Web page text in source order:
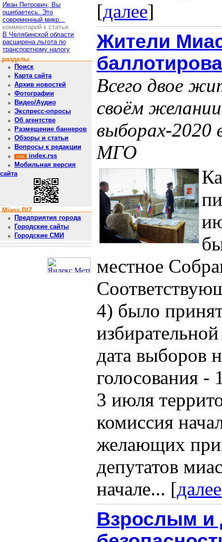
Иван Петрович, Вы
ошибаетесь. Это
современный микр...
комментарий к статье
В Челябинской области
расширена льгота по
транспортному налогу
разделы
Поиск
Карта сайта
Архив новостей
Фотографии
Видео/Аудио
Экспресс-опросы
Об агентстве
Размещение баннеров
Обзоры и статьи
Вопросы к редакции
index.rss
Мобильная версия
сайта
Miass.BIZ
Предприятия города
Городские сайты
Городские СМИ
[далее]
Жители
Всего двое
своём
выборах-2020
МГО
местное
4) было
дата выборов
голосования -
3 июля
комиссия
желающих
депутатов
начале... [далее
Взрослым и